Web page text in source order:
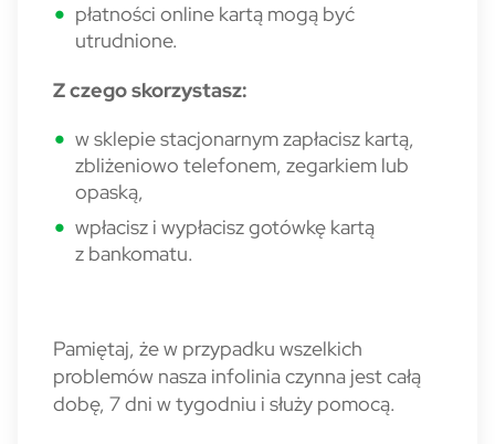
płatności online kartą mogą być
utrudnione.
Z czego skorzystasz:
w sklepie stacjonarnym zapłacisz kartą,
zbliżeniowo telefonem, zegarkiem lub
opaską,
wpłacisz i wypłacisz gotówkę kartą
z bankomatu.
Pamiętaj, że w przypadku wszelkich
problemów nasza infolinia czynna jest całą
dobę, 7 dni w tygodniu i służy pomocą.